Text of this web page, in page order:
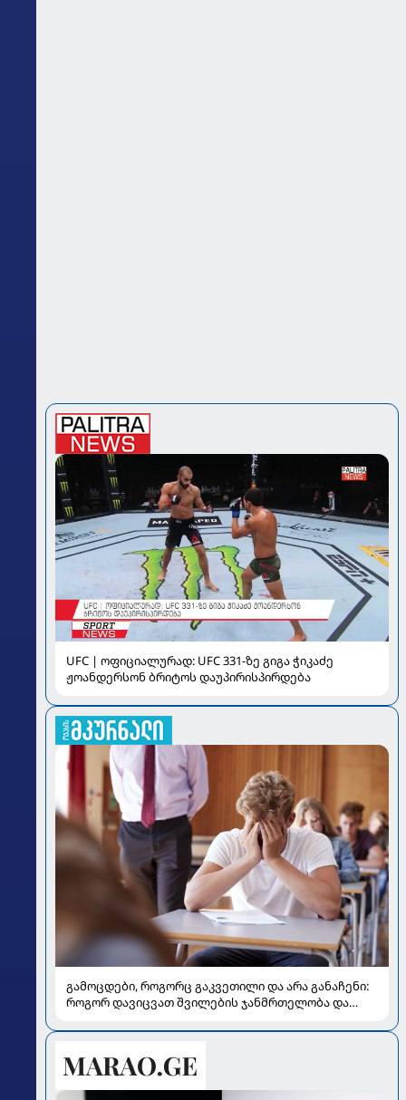
UFC | ოფიციალურად: UFC 331-ზე გიგა ჭიკაძე
ჟოანდერსონ ბრიტოს დაუპირისპირდება
გამოცდები, როგორც გაკვეთილი და არა განაჩენი:
როგორ დავიცვათ შვილების ჯანმრთელობა და